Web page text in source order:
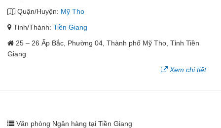
Quận/Huyện: Mỹ Tho
Tỉnh/Thành: Tiền Giang
25 – 26 Ấp Bắc, Phường 04, Thành phố Mỹ Tho, Tỉnh Tiền
Giang
Xem chi tiết
Văn phòng Ngân hàng tại Tiền Giang